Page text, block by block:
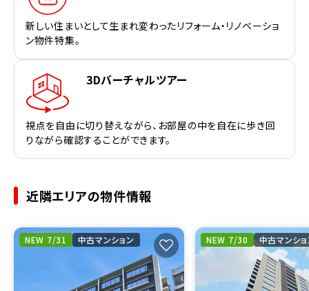
新しい住まいとして生まれ変わったリフォーム・リノベーショ
ン物件特集。
3Dバーチャルツアー
視点を自由に切り替えながら、お部屋の中を自在に歩き回
りながら確認することができます。
近隣エリアの物件情報
NEW 7/31 中古マンション NEW 7/30 中古マンシ